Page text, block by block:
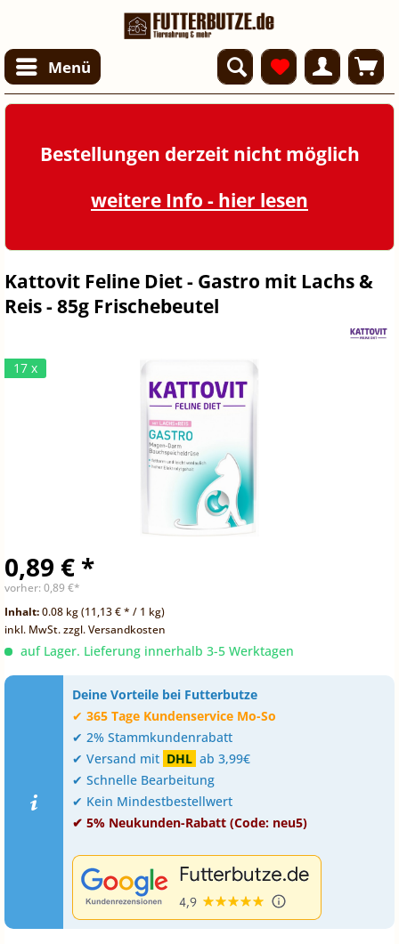
Menü
Bestellungen derzeit nicht möglich
weitere Info - hier lesen
Kattovit Feline Diet - Gastro mit Lachs &
Reis - 85g Frischebeutel
17 x
0,89 € *
vorher: 0,89 €*
Inhalt:0.08 kg (11,13 € * / 1 kg)
inkl. MwSt.zzgl. Versandkosten
auf Lager. Lieferung innerhalb 3-5 Werktagen
Deine Vorteile bei Futterbutze
✔ 365 Tage Kundenservice Mo-So
✔ 2% Stammkundenrabatt
✔ Versand mit DHL ab 3,99€
✔ Schnelle Bearbeitung
✔ Kein Mindestbestellwert
✔ 5% Neukunden-Rabatt (Code: neu5)